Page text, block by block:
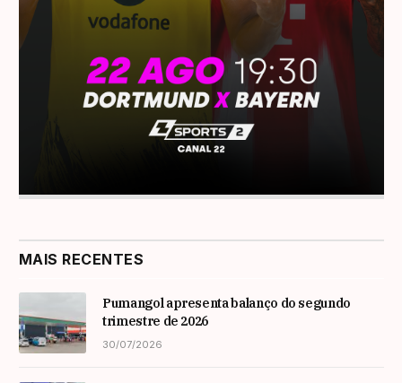
MAIS RECENTES
Pumangol apresenta balanço do segundo
trimestre de 2026
30/07/2026